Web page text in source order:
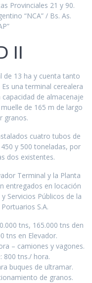
Provinciales 21 y 90.
“NCA” / Bs. As.
II
de 13 ha y cuenta tanto
una terminal cerealera
de almacenaje
de 165 m de largo
granos.
cuatro tubos de
y 500 toneladas, por
dos existentes.
Terminal y la Planta
entregados en locación
Servicios Públicos de la
S.A.
tns, 165.000 tns den
tns en Elevador.
– camiones y vagones.
800 tns./ hora.
buques de ultramar.
de granos.